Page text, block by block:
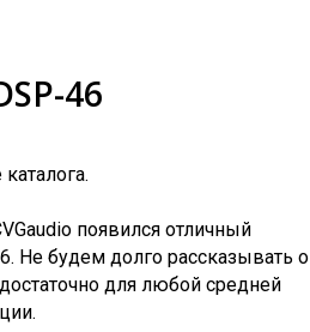
46
появился отличный
Не будем долго рассказывать о
для любой средней